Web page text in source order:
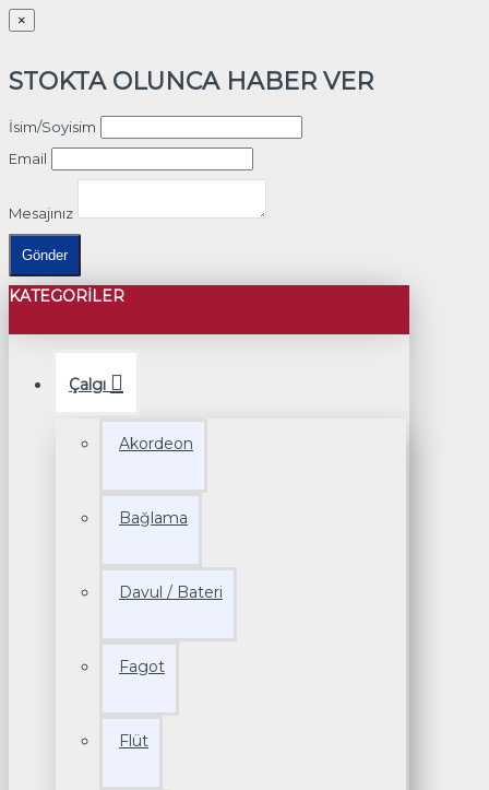
×
STOKTA OLUNCA HABER VER
İsim/Soyisim
Email
Mesajınız
Gönder
KATEGORILER
Çalgı
Akordeon
Bağlama
Davul / Bateri
Fagot
Flüt